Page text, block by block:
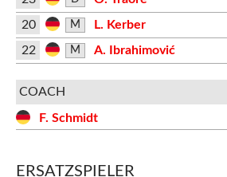
20
M
L. Kerber
22
M A. Ibrahimović
COACH
F. Schmidt
ERSATZSPIELER